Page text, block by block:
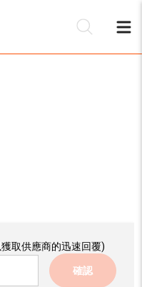
取供應商的迅速回覆)
確認